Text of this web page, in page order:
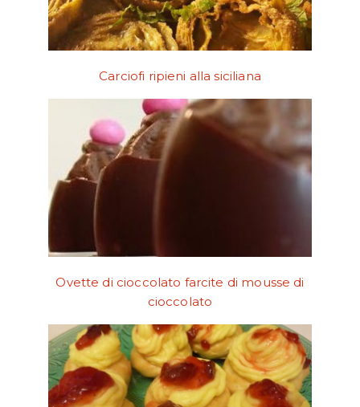
Carciofi ripieni alla siciliana
Ovette di cioccolato farcite di mousse di
cioccolato